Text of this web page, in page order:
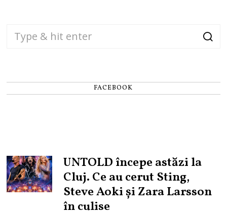
FACEBOOK
UNTOLD începe astăzi la
Cluj. Ce au cerut Sting,
Steve Aoki și Zara Larsson
în culise